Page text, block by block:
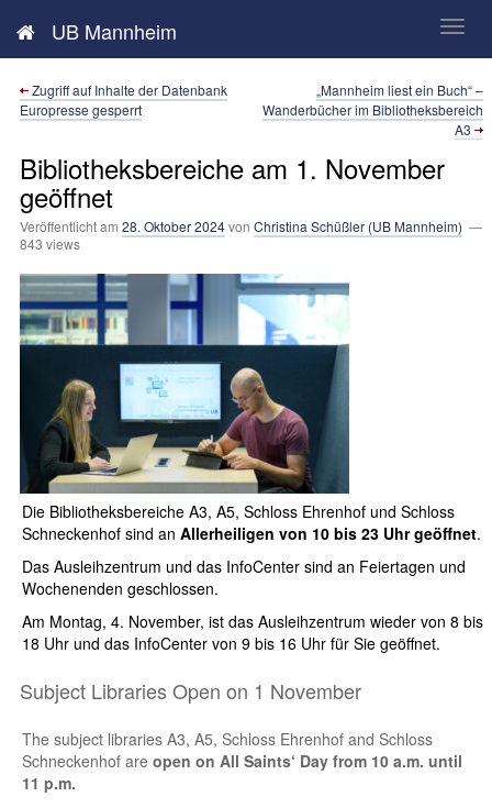
UB Mannheim
Neues aus der UB Mannheim
Zugriff auf Inhalte der Datenbank
Europresse gesperrt
„Mannheim liest ein Buch“ –
Wanderbücher im Bibliotheksbereich
A3
Bibliotheksbereiche am 1. November
geöffnet
Veröffentlicht am 28. Oktober 2024von Christina Schüßler (UB Mannheim) —
843 views
Die Bibliotheksbereiche A3, A5, Schloss Ehrenhof und Schloss
Schneckenhof sind an Allerheiligen von 10 bis 23 Uhr geöffnet.
Das Ausleihzentrum und das InfoCenter sind an Feiertagen und
Wochenenden geschlossen.
Am Montag, 4. November, ist das Ausleihzentrum wieder von 8 bis
18 Uhr und das InfoCenter von 9 bis 16 Uhr für Sie geöffnet.
Subject Libraries Open on 1 November
The subject libraries A3, A5, Schloss Ehrenhof and Schloss
Schneckenhof are open on All Saints‘ Day from 10 a.m. until
11 p.m.